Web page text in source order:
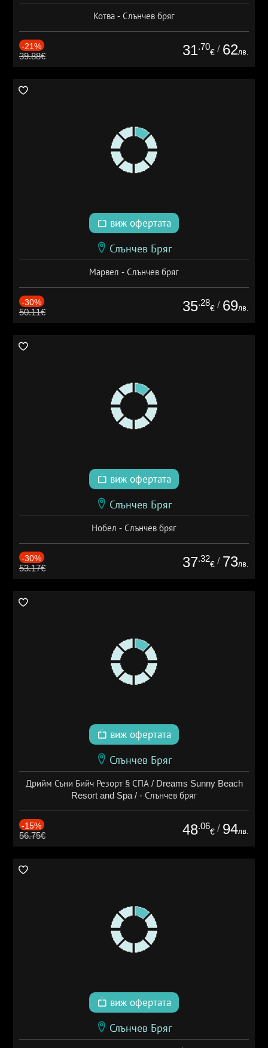
Котва - Слънчев бряг
-21%
39.88€ 31.70
€ / 62лв.
виж офертата
Слънчев Бряг
Марвел - Слънчев бряг
-30%
50.11€ 35.28
€ / 69лв.
виж офертата
Слънчев Бряг
Нобел - Слънчев бряг
-30%
53.17€ 37.32
€ / 73лв.
виж офертата
Слънчев Бряг
Дрийм Съни Бийч Резорт § СПА / Dreams Sunny Beach
Resort and Spa / - Слънчев бряг
-15%
56.75€ 48.06
€ / 94лв.
виж офертата
Слънчев Бряг